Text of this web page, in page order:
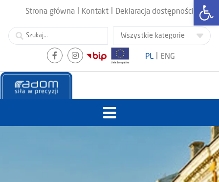
Strona główna Kontakt Deklaracja dostępności
PL ENG